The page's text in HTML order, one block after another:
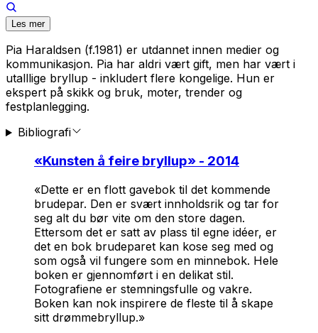
Les mer
Pia Haraldsen (f.1981) er utdannet innen medier og
kommunikasjon. Pia har aldri vært gift, men har vært i
utalllige bryllup - inkludert flere kongelige. Hun er
ekspert på skikk og bruk, moter, trender og
festplanlegging.
Bibliografi
«Kunsten å feire bryllup» - 2014
«Dette er en flott gavebok til det kommende
brudepar. Den er svært innholdsrik og tar for
seg alt du bør vite om den store dagen.
Ettersom det er satt av plass til egne idéer, er
det en bok brudeparet kan kose seg med og
som også vil fungere som en minnebok. Hele
boken er gjennomført i en delikat stil.
Fotografiene er stemningsfulle og vakre.
Boken kan nok inspirere de fleste til å skape
sitt drømmebryllup.»